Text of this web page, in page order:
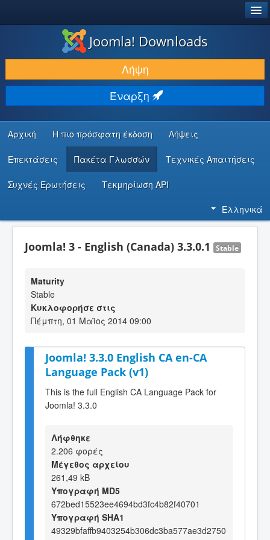
ΛΉΨΕΙΣ & ΕΠΕΚΤΆΣΕΙΣ
ΕΎΡΕΣΗ & ΜΆΘΗΣΗ
ΚΟΙΝΌΤΗΤΑ & ΥΠΟΣΤΉΡΙΞΗ
ΠΌΡΟΙ ΠΡΟΓΡΑΜΜΑΤΙΣΤΏΝ
Joomla! Downloads
Λήψη
Έναρξη
Αρχική Η πιο πρόσφατη έκδοση Λήψεις
Επεκτάσεις Πακέτα Γλωσσών Τεχνικές Απαιτήσεις
Συχνές Ερωτήσεις Τεκμηρίωση API
Ελληνικά
Joomla! 3 - English (Canada) 3.3.0.1 Stable
Maturity
Stable
Κυκλοφορήσε στις
Πέμπτη, 01 Μαϊος 2014 09:00
Joomla! 3.3.0 English CA en-CA
Language Pack (v1)
This is the full English CA Language Pack for
Joomla! 3.3.0
Λήφθηκε
2.206 φορές
Μέγεθος αρχείου
261,49 kB
Υπογραφή MD5
672bed15523ee4694bd3fc4b82f40701
Υπογραφή SHA1
49329bfaffb9403254b306dc3ba577ae3d2750